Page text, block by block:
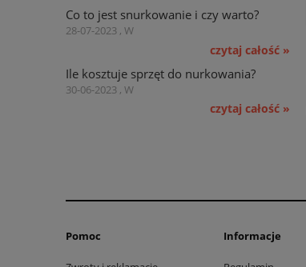
Co to jest snurkowanie i czy warto?
28-07-2023 , W
czytaj całość »
Ile kosztuje sprzęt do nurkowania?
30-06-2023 , W
czytaj całość »
Pomoc Informacje